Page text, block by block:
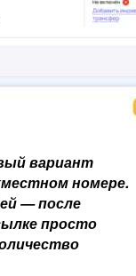
вариант
номере.
— после
просто